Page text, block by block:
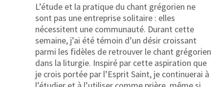
L’étude et la pratique du chant grégorien ne
sont pas une entreprise solitaire : elles
nécessitent une communauté. Durant cette
semaine, j’ai été témoin d’un désir croissant
parmi les fidèles de retrouver le chant grégorien
dans la liturgie. Inspiré par cette aspiration que
je crois portée par l’Esprit Saint, je continuerai à